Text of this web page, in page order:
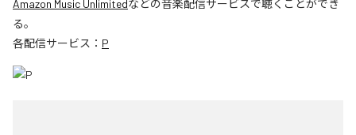
Amazon Music Unlimitedなどの音楽配信サービスで聴くことができ
る。
各配信サービス： P